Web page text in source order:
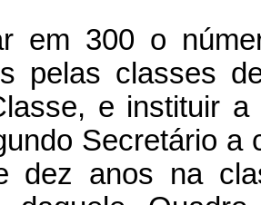
em 300 o
pelas classes
e instituir
Secretário a
dez anos na